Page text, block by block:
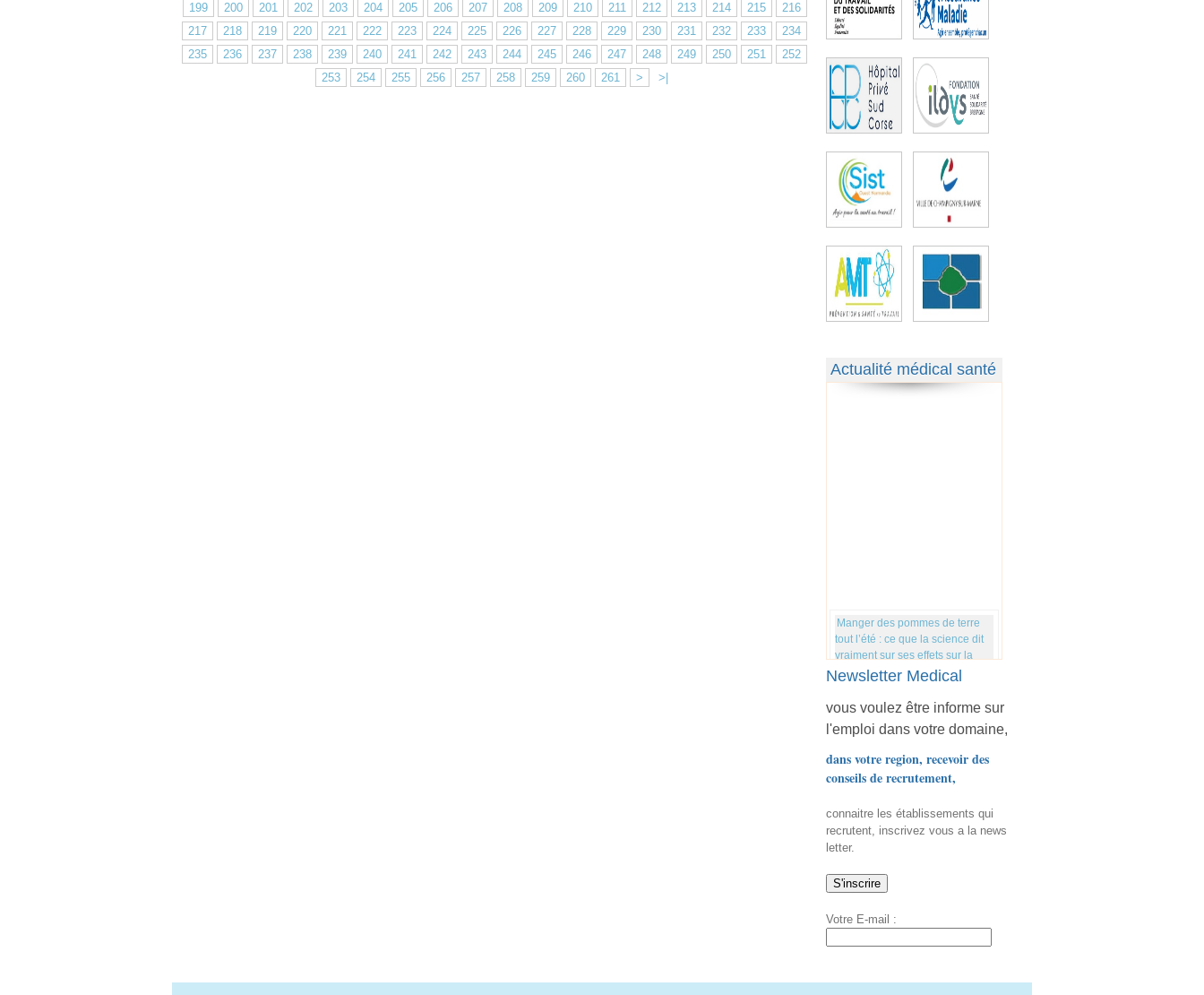
199
200 201 202 203 204 205 206 207 208 209 210 211 212 213 214 215
216
217
218 219 220 221 222 223 224 225 226 227 228 229 230 231 232 233
234
235
236 237 238 239 240 241 242 243 244 245 246 247 248 249 250 251
252
253
254 255 256 257 258 259 260 261 > >|
Actualité médical santé
Manger des pommes de terre
tout l’été : ce que la science dit
vraiment sur ses effets sur la
"Moins 2 kilos en un mois" :
cette nutritionniste révèle son
astuce 3-en-1 pour affiner la
silhouette sans reprendre
Les chercheurs découvrent un
nouvel effet inquiétant d'une
Cancer du côlon : ce que
peuvent révéler, selon les
Newsletter Medical
vous voulez être informe sur
l'emploi dans votre domaine,
dans votre region, recevoir des
conseils de recrutement,
connaitre les établissements qui
recrutent, inscrivez vous a la news
letter.
Votre E-mail :